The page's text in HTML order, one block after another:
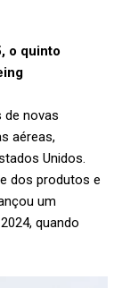
o quinto
de novas
aéreas,
Unidos.
dos produtos e
um
quando